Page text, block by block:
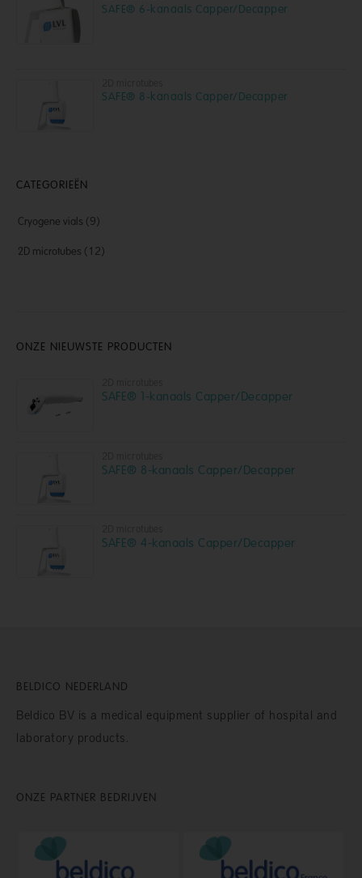
SAFE® 6-kanaals Capper/Decapper
SAFE® 8-kanaals Capper/Decapper
CATEGORIEËN
Cryogene vials (9)
2D microtubes (12)
ONZE NIEUWSTE PRODUCTEN
SAFE® 1-kanaals Capper/Decapper
SAFE® 8-kanaals Capper/Decapper
SAFE® 4-kanaals Capper/Decapper
BELDICO NEDERLAND
Beldico BV is a medical equipment supplier of hospital and
laboratory products.
ONZE PARTNER BEDRIJVEN